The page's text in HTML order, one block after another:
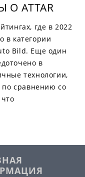
ATTAR
где в 2022
в категории
Bild. Еще один
в
технологии,
сравнению со